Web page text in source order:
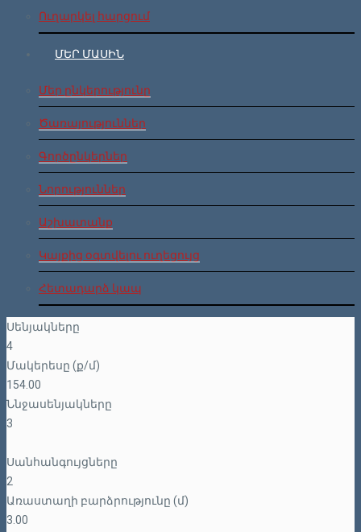
Ուղարկել հարցում
ՄԵՐ ՄԱՍԻՆ
Մեր ընկերությունը
Ծառայություններ
Գործընկերներ
Նորություններ
Աշխատանք
Կայքից օգտվելու ուղեցույց
Հետադարձ կապ
Սենյակները
4
Մակերեսը (ք/մ)
154.00
Ննջասենյակները
3
Սանհանգույցները
2
Առաստաղի բարձրությունը (մ)
3.00